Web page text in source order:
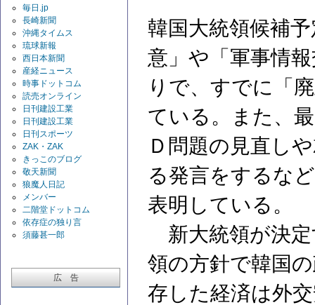
毎日.jp
長崎新聞
沖縄タイムス
琉球新報
西日本新聞
産経ニュース
時事ドットコム
読売オンライン
日刊建設工業
日刊建設工業
日刊スポーツ
ZAK・ZAK
きっこのブログ
敬天新聞
狼魔人日記
メンバー
二階堂ドットコム
依存症の独り言
須藤甚一郎
広 告
韓国大統領候補
意」や「軍事情
りで、すでに「
ている。また、
Ｄ問題の見直し
る発言をするな
表明している。
新大統領が決定
領の方針で韓国
存した経済は外